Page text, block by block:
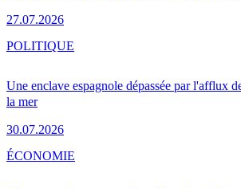
27.07.2026
Une enclave espagnole dépassée par l'afflux
la mer
30.07.2026
POLITIQUE
ÉCONOMIE